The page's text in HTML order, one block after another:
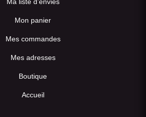
Mon panier
Mes commandes
Mes adresses
Boutique
Accueil